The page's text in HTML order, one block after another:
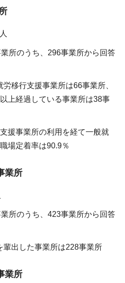
所のうち、296事業所から回答
移行支援事業所は66事業所、
上経過している事業所は38事
援事業所の利用を経て一般就
場定着率は90.9％
業所
所のうち、423事業所から回答
輩出した事業所は228事業所
業所